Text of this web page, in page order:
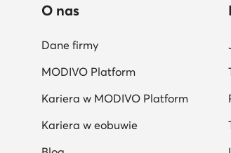
O nas
Dane firmy
MODIVO Platform
Kariera w MODIVO Platform
Kariera w eobuwie